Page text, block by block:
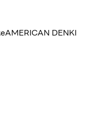
AMERICAN DENKI